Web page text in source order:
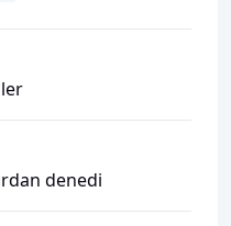
denedi